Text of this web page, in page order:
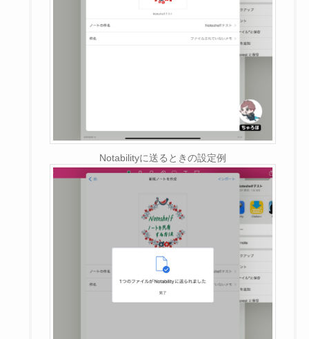
Notabilityに送るときの設定例